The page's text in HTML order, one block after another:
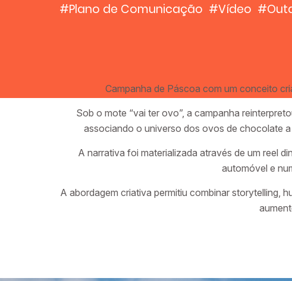
#Plano de Comunicação #Vídeo
Campanha de Páscoa com um conceito
Sob o mote “vai ter ovo”, a campanha
associando o universo dos ovos de chocolate
A narrativa foi materializada através de um reel
automóvel e
A abordagem criativa permitiu combinar storytelling,